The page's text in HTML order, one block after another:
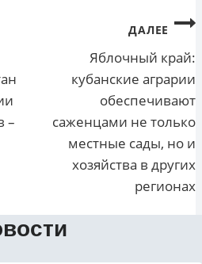
–
ДАЛЕЕ
Яблочный край:
кубанские аграрии
обеспечивают
саженцами не только
местные сады, но и
хозяйства в других
регионах